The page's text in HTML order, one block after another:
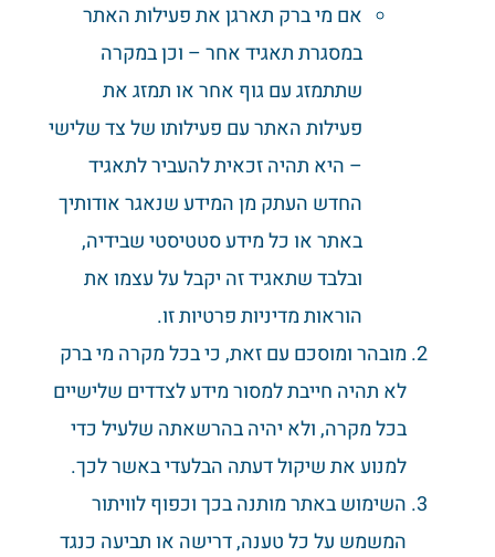
אם מי ברק תארגן את פעילות האתר
במסגרת תאגיד אחר – וכן במקרה
שתתמזג עם גוף אחר או תמזג את
פעילות האתר עם פעילותו של צד שלישי
– היא תהיה זכאית להעביר לתאגיד
החדש העתק מן המידע שנאגר אודותיך
באתר או כל מידע סטטיסטי שבידיה,
ובלבד שתאגיד זה יקבל על עצמו את
הוראות מדיניות פרטיות זו.
מובהר ומוסכם עם זאת, כי בכל מקרה מי ברק
לא תהיה חייבת למסור מידע לצדדים שלישיים
בכל מקרה, ולא יהיה בהרשאתה שלעיל כדי
למנוע את שיקול דעתה הבלעדי באשר לכך.
השימוש באתר מותנה בכך וכפוף לוויתור
המשמש על כל טענה, דרישה או תביעה כנגד